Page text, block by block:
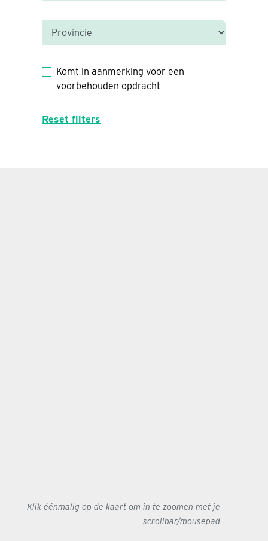
Komt in aanmerking voor een
voorbehouden opdracht
Reset filters
Klik éénmalig op de kaart om in te zoomen met je
scrollbar/mousepad